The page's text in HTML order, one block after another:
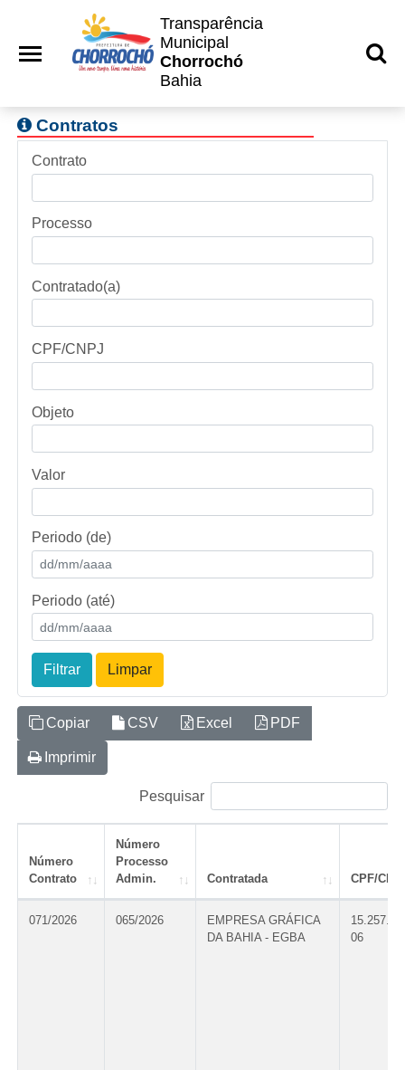
Transparência
Municipal
Chorrochó
Bahia
Contratos
Contrato
Processo
Contratado(a)
CPF/CNPJ
Objeto
Valor
Periodo (de)
Periodo (até)
Filtrar Limpar
Copiar CSV Excel PDF
Imprimir
Pesquisar
Número
Contrato
Número
Processo
Admin.
Contratada CPF/
071/2026 065/2026
EMPRESA GRÁFICA
DA BAHIA - EGBA
06